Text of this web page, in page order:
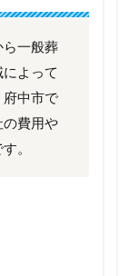
一般葬
よって
中市で
費用や
。